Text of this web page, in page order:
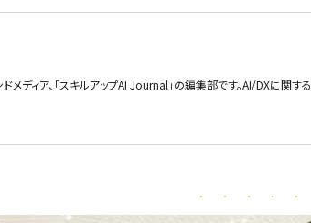
ディア、「スキルアップAI Journal」の編集部です。AI/DXに関する